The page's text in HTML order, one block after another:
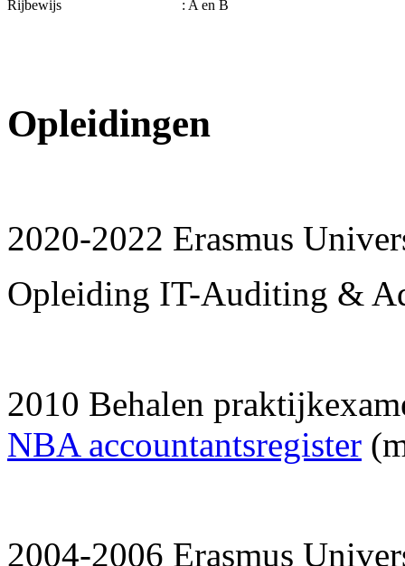
Rijbewijs : A en B
Opleidingen
2020-2022 Erasmus
Opleiding IT-Auditing &
2010 Behalen
NBA accountantsregister
2004-2006 Erasmus